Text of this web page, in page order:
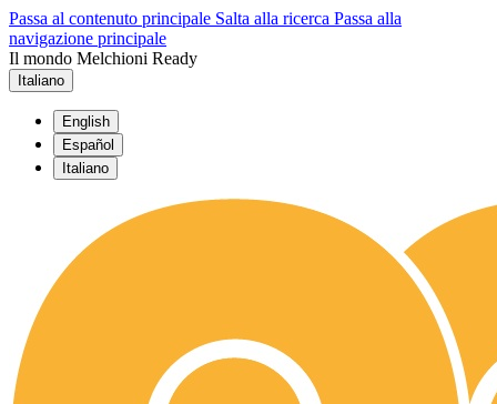
Passa al contenuto principale Salta alla ricerca Passa alla
navigazione principale
Il mondo Melchioni Ready
Italiano
English
Español
Italiano